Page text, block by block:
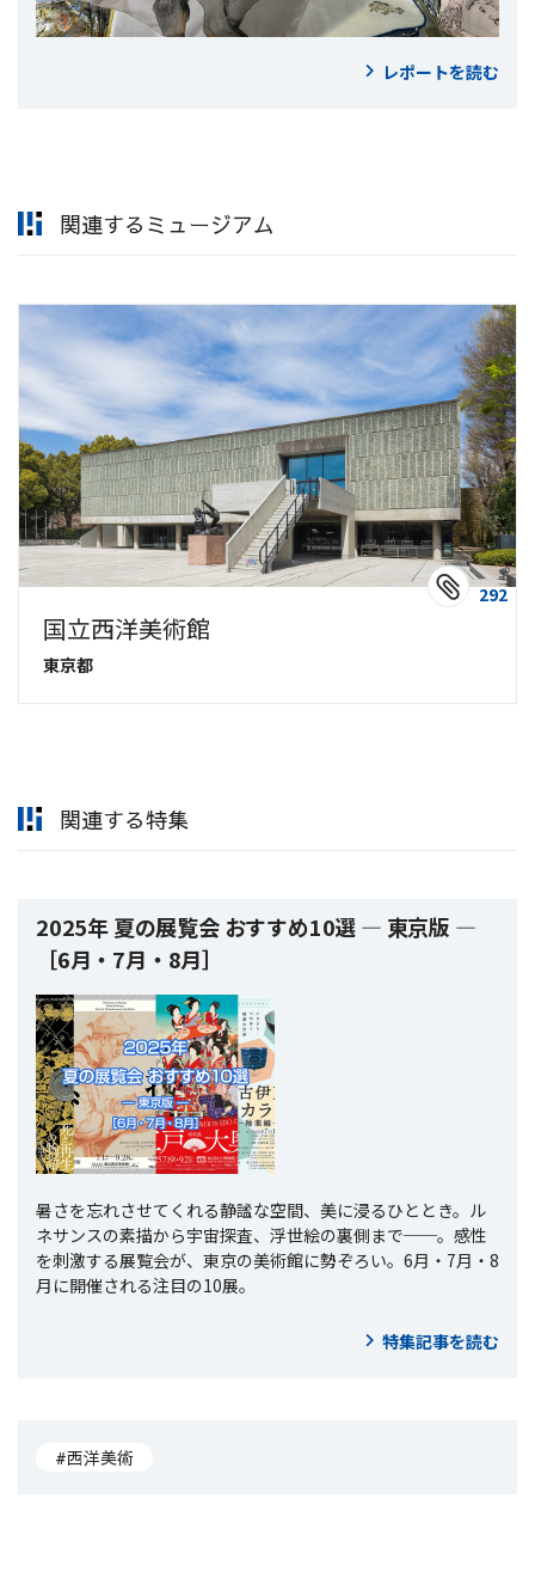
レポートを読む
関連するミュージアム
292
国立西洋美術館
東京都
関連する特集
2025年 夏の展覧会 おすすめ10選 ― 東京版 ―
［6月・7月・8月］
暑さを忘れさせてくれる静謐な空間、美に浸るひととき。ル
ネサンスの素描から宇宙探査、浮世絵の裏側まで──。感性
を刺激する展覧会が、東京の美術館に勢ぞろい。6月・7月・8
月に開催される注目の10展。
特集記事を読む
#西洋美術